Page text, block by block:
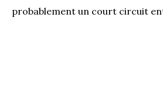
probablement un court circuit